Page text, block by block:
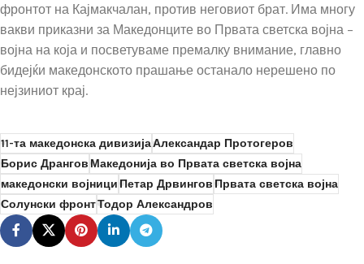
фронтот на Кајмакчалан, против неговиот брат. Има многу
вакви приказни за Македонците во Првата светска војна –
војна на која и посветуваме премалку внимание, главно
бидејќи македонското прашање останало нерешено по
нејзиниот крај.
11-та македонска дивизијаАлександар Протогеров
Борис ДранговМакедонија во Првата светска војна
македонски војнициПетар ДрвинговПрвата светска војна
Солунски фронтТодор Александров